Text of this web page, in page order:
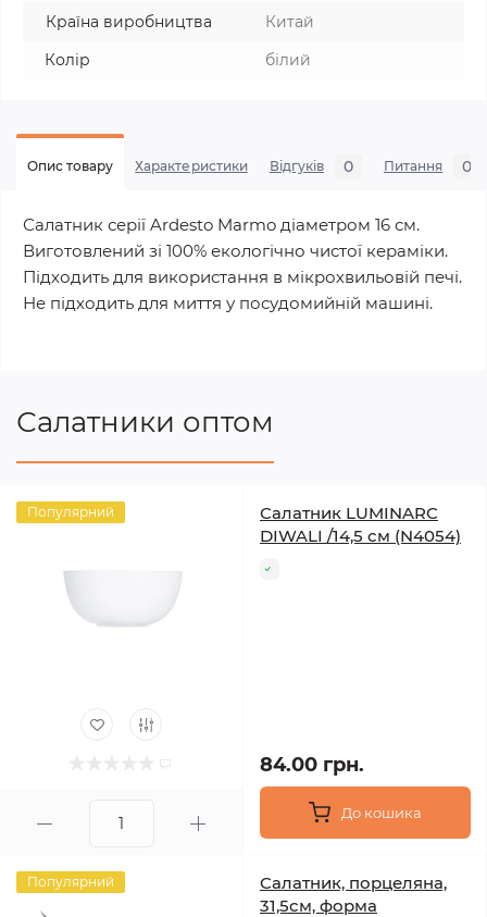
Країна виробництва
Китай
Колір
білий
Опис товару Характеристики Відгуків 0 Питання 0
Салатник серії Ardesto Marmo діаметром 16 см.
Виготовлений зі 100% екологічно чистої кераміки.
Підходить для використання в мікрохвильовій печі.
Не підходить для миття у посудомийній машині.
Салатники оптом
Популярний
Салатник LUMINARC
DIWALI /14,5 см (N4054)
84.00 грн.
До кошика
Популярний
Салатник, порцеляна,
31,5см, форма